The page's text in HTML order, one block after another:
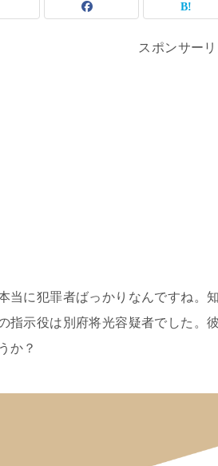
スポンサーリ
当に犯罪者ばっかりなんですね。
指示役は別府将光容疑者でした。
か？